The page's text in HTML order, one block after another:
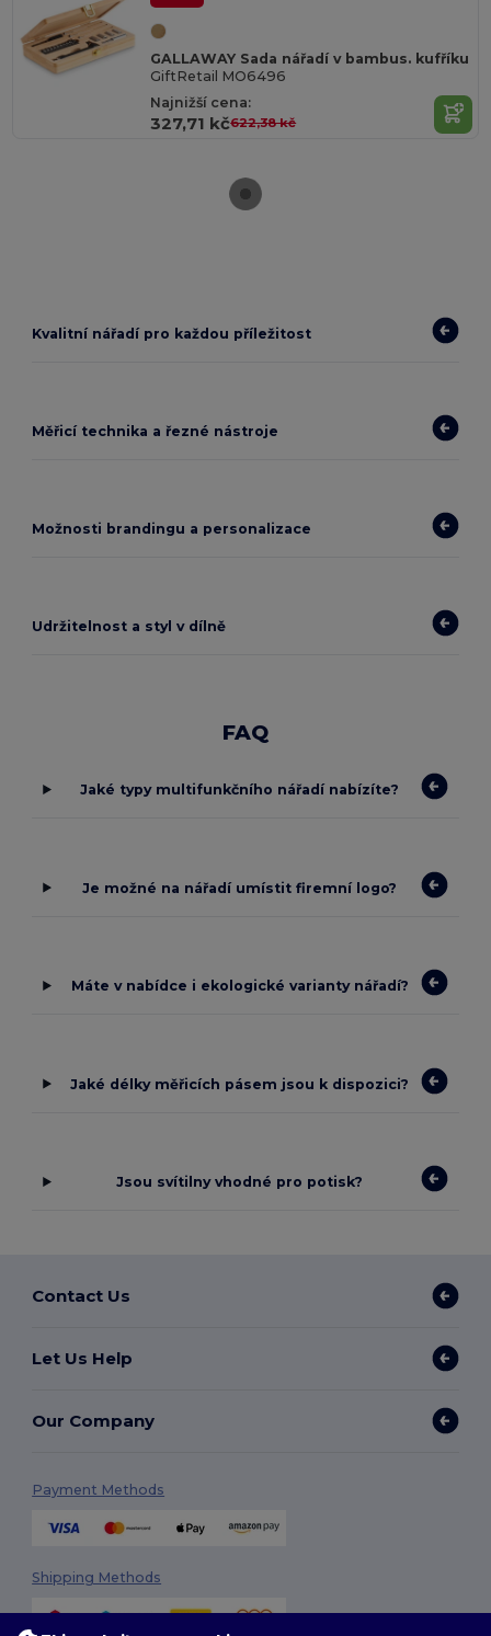
GALLAWAY Sada nářadí v bambus. kufříku
GiftRetail MO6496
Najnižší cena:
327,71 kč622,38 kč
Kvalitní nářadí pro každou příležitost
Měřicí technika a řezné nástroje
Možnosti brandingu a personalizace
Udržitelnost a styl v dílně
FAQ
Jaké typy multifunkčního nářadí nabízíte?
Je možné na nářadí umístit firemní logo?
Máte v nabídce i ekologické varianty nářadí?
Jaké délky měřicích pásem jsou k dispozici?
Jsou svítilny vhodné pro potisk?
Contact Us
Let Us Help
Our Company
Payment Methods
Shipping Methods